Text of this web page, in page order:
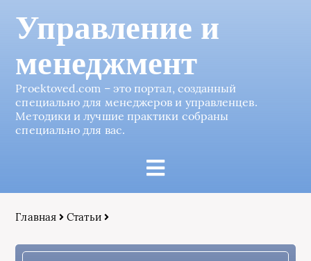
Управление и
менеджмент
Proektoved.com – это портал, созданный
специально для менеджеров и управленцев.
Методики и лучшие практики собраны
специально для вас.
Главная Статьи